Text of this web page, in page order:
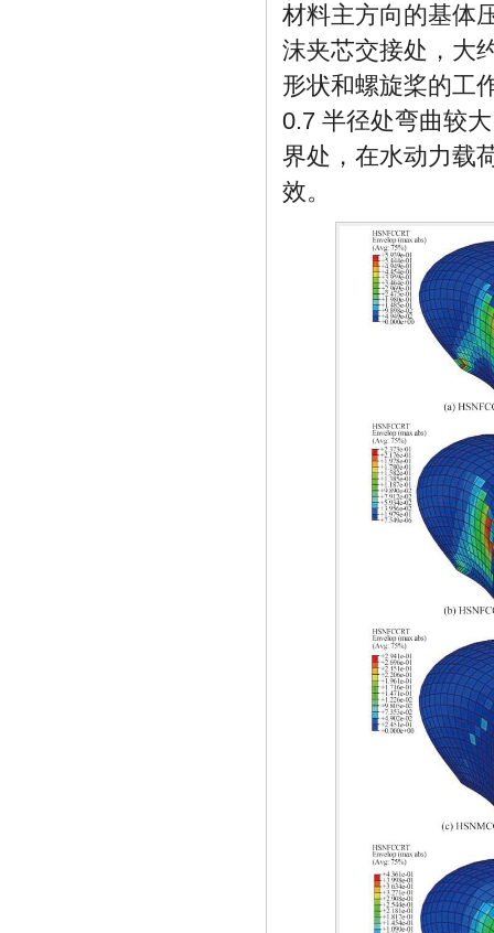
材料主方向的基体
沫夹芯交接处，大
形状和螺旋桨的工
0.7 半径处弯曲较
界处，在水动力载
效。